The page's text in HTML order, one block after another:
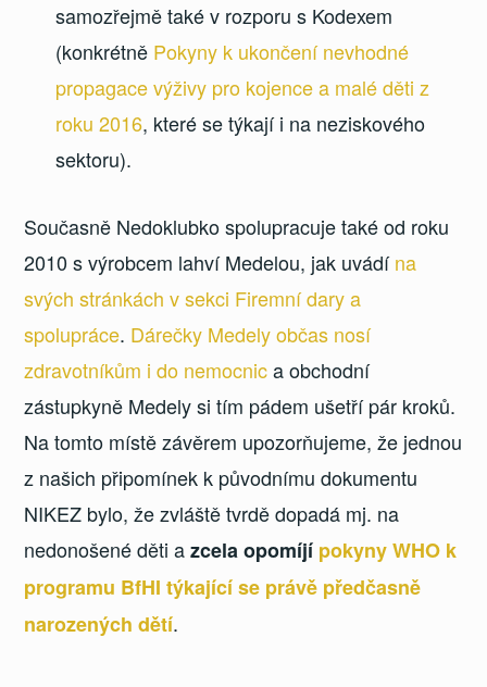
samozřejmě také v rozporu s Kodexem
(konkrétně Pokyny k ukončení nevhodné
propagace výživy pro kojence a malé děti z
roku 2016, které se týkají i na neziskového
sektoru).
Současně Nedoklubko spolupracuje také od roku
2010 s výrobcem lahví Medelou, jak uvádína
svých stránkách v sekci Firemní dary a
spolupráce. Dárečky Medely občas nosí
zdravotníkům i do nemocnica obchodní
zástupkyně Medely si tím pádem ušetří pár kroků.
Na tomto místě závěrem upozorňujeme, že jednou
z našich připomínek k původnímu dokumentu
NIKEZ bylo, že zvláště tvrdě dopadá mj. na
nedonošené děti azcela opomíjí pokyny WHO k
programu BfHI týkající se právě předčasně
narozených dětí.